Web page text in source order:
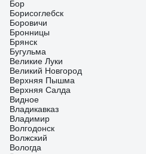
Бор
Борисоглебск
Боровичи
Бронницы
Брянск
Бугульма
Великие Луки
Великий Новгород
Верхняя Пышма
Верхняя Салда
Видное
Владикавказ
Владимир
Волгодонск
Волжский
Вологда